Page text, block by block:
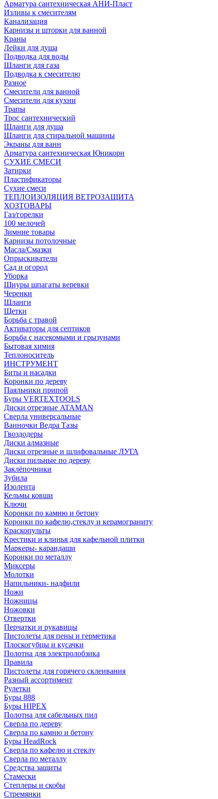
Арматура сантехническая АНИ-Пласт
Изливы к смесителям
Канализация
Карнизы и шторки для ванной
Краны
Лейки для душа
Подводка для воды
Шланги для газа
Подводка к смесителю
Разное
Смесители для ванной
Смесители для кухни
Трапы
Трос сантехнический
Шланги для душа
Шланги для стиральной машины
Экраны для ванн
Арматура сантехническая Юникорн
СУХИЕ СМЕСИ
Затирки
Пластификаторы
Сухие смеси
ТЕПЛОИЗОЛЯЦИЯ ВЕТРОЗАЩИТА
ХОЗТОВАРЫ
Газ/горелки
100 мелочей
Зимние товары
Карнизы потолочные
Масла/Смазки
Опрыскиватели
Сад и огород
Уборка
Шнуры шпагаты веревки
Черенки
Шланги
Щетки
Борьба с травой
Активаторы для септиков
Борьба с насекомыми и грызунами
Бытовая химия
Теплоноситель
ИНСТРУМЕНТ
Биты и насадки
Коронки по дереву
Паяльники припой
Буры VERTEXTOOLS
Диски отрезные ATAMAN
Сверла универсальные
Ванночки Ведра Тазы
Гвоздодеры
Диски алмазные
Диски отрезные и шлифовальные ЛУГА
Диски пильные по дереву
Заклёпочники
Зубила
Изолента
Кельмы ковши
Ключи
Коронки по камню и бетону
Коронки по кафелю,стеклу и керамограниту
Краскопульты
Крестики и клинья для кафельной плитки
Маркеры- карандаши
Коронки по металлу
Миксеры
Молотки
Напильники- надфили
Ножи
Ножницы
Ножовки
Отвертки
Перчатки и рукавицы
Пистолеты для пены и герметика
Плоскогубцы и кусачки
Полотна для электролобзика
Правила
Пистолеты для горячего склеивания
Разный ассортимент
Рулетки
Буры 888
Буры HIPEX
Полотна для сабельных пил
Сверла по дереву
Сверла по камню и бетону
Буры HeadRock
Сверла по кафелю и стеклу
Сверла по металлу
Средства защиты
Стамески
Степлеры и скобы
Стремянки